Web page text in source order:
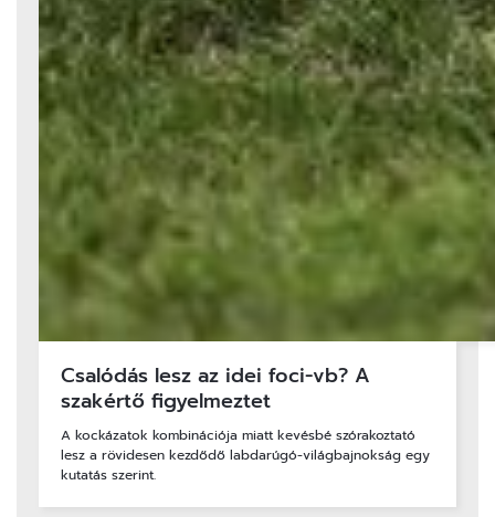
Csalódás lesz az idei foci-vb? A
szakértő figyelmeztet
A kockázatok kombinációja miatt kevésbé szórakoztató
lesz a rövidesen kezdődő labdarúgó-világbajnokság egy
kutatás szerint.